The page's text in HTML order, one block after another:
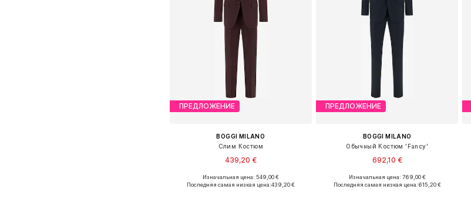
ПРЕДЛОЖЕНИЕ
BOGGI MILANO
Слим Костюм
439,20 €
Доступные размеры: 46, 50
Изначальная цена: 549,00 €
Последняя самая низкая цена:439,20 €
ПРЕДЛОЖЕНИЕ
BOGGI MILANO
Обычный Костюм 'Fancy'
692,10 €
Доступные размеры: 46, 52
Изначальная цена: 769,00 €
Последняя самая низкая цена:615,20 €